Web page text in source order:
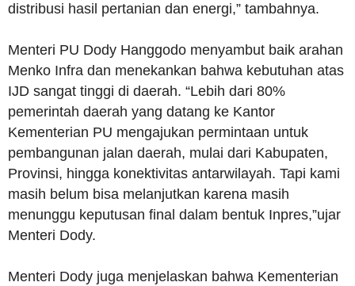
distribusi hasil pertanian dan energi,” tambahnya.
Menteri PU Dody Hanggodo menyambut baik arahan
Menko Infra dan menekankan bahwa kebutuhan atas
IJD sangat tinggi di daerah. “Lebih dari 80%
pemerintah daerah yang datang ke Kantor
Kementerian PU mengajukan permintaan untuk
pembangunan jalan daerah, mulai dari Kabupaten,
Provinsi, hingga konektivitas antarwilayah. Tapi kami
masih belum bisa melanjutkan karena masih
menunggu keputusan final dalam bentuk Inpres,”ujar
Menteri Dody.
Menteri Dody juga menjelaskan bahwa Kementerian